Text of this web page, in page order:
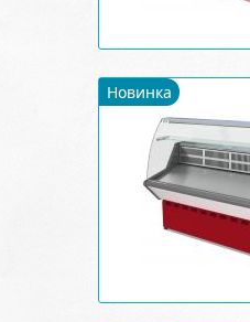
Новинка